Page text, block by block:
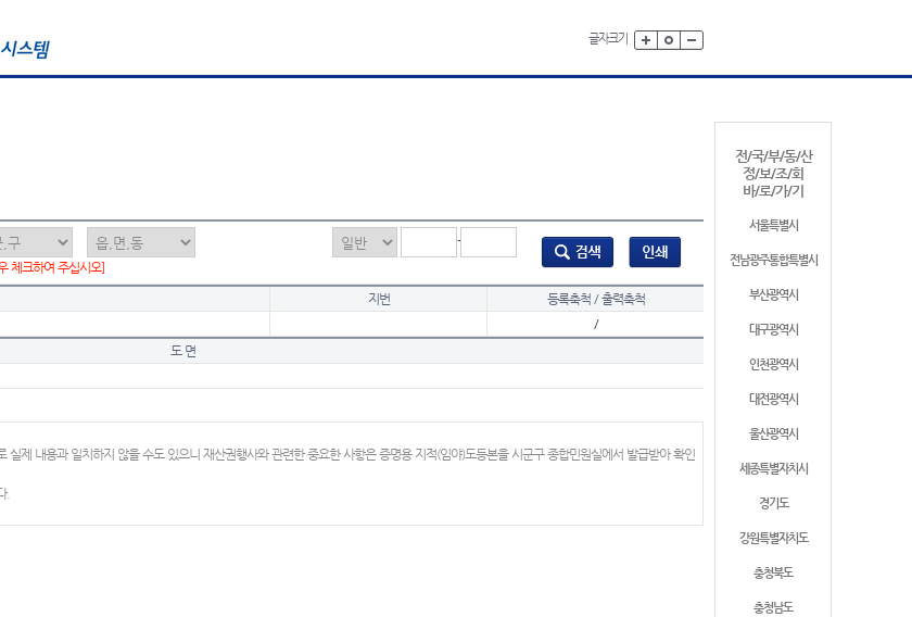
글자크기
전/국/부/동/산
정/보/조/회
바/로/가/기
서울특별시
전남광주통합특별시
부산광역시
대구광역시
인천광역시
대전광역시
울산광역시
세종특별자치시
경기도
강원특별자치도
충청북도
충청남도
-
체크하여 주십시오]
지번
등록축척 / 출력축척
/
도 면
실제 내용과 일치하지 않을 수도 있으니 재산권행사와 관련한 중요한 사항은 증명용 지적(임야)도등본을 시군구 종합민원실에서 발급받아 확인
.